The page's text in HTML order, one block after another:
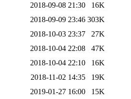
2018-09-08 21:30
16K
2018-09-09 23:46 303K
2018-10-03 23:37
27K
2018-10-04 22:08
47K
2018-10-04 22:10
16K
2018-11-02 14:35
19K
2019-01-27 16:00
15K